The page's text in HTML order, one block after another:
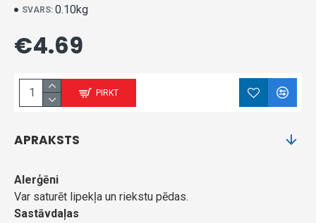
SVARS: 0.10kg
€4.69
PIRKT
APRAKSTS
Alerģēni
Var saturēt lipekļa un riekstu pēdas.
Sastāvdaļas